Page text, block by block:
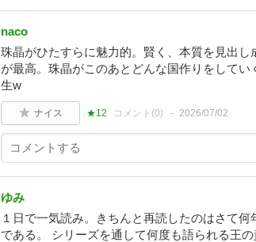
naco
珠晶がひたすらに魅力的。賢く、本質を見出
が最高。珠晶がこのあとどんな国作りをして
生w
ナイス ★12 コメント(0) 2026/07/02
ゆみ
１日で一気読み。きちんと再読したのはさて
である。 シリーズを通して何度も語られる王